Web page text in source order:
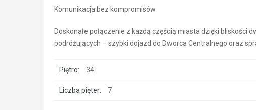
Komunikacja bez kompromisów
Doskonałe połączenie z każdą częścią miasta dzięki
podróżujących – szybki dojazd do Dworca Centralnego
Piętro: 34
Liczba pięter: 7